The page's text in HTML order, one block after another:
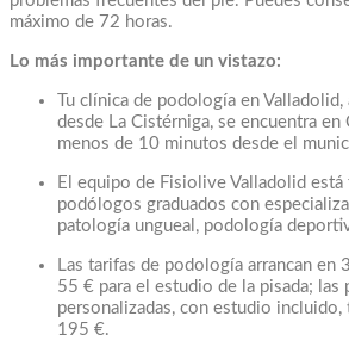
máximo de 72 horas.
Lo más importante de un vistazo:
Tu clínica de podología en
desde La Cistérniga, se encuentra en
menos de 10 minutos desde el
El equipo de Fisiolive Valladolid
podólogos graduados con
patología ungueal, podología
Las tarifas de podología arrancan en
55 € para el estudio de la pisada; las
personalizadas, con estudio
195 €.